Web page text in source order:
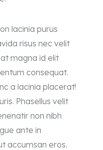
lacinia purus
risus nec velit
magna id elit
consequat.
a lacinia placerat!
Phasellus velit
non nibh
ante in
accumsan eros.